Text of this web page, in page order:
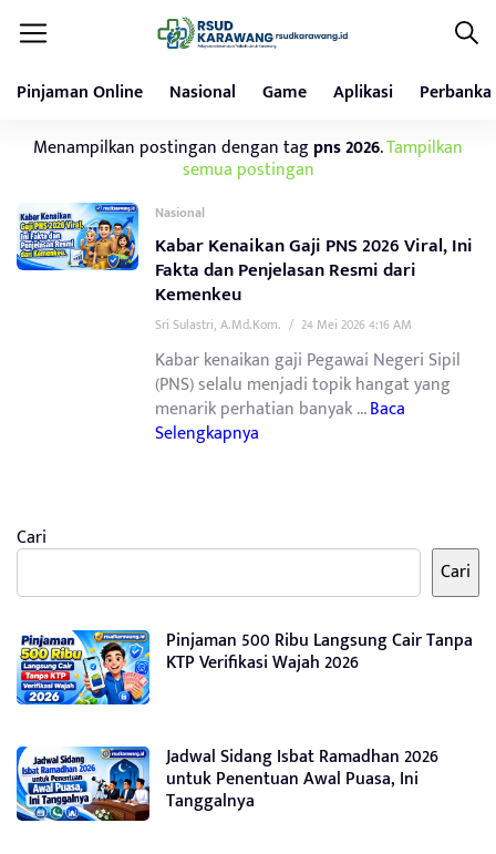
Pinjaman Online Nasional Game Aplikasi
Menampilkan postingan dengan tagpns 2026.Tampilkan
semua postingan
Nasional
Kabar Kenaikan Gaji PNS 2026 Viral, Ini
Fakta dan Penjelasan Resmi dari
Kemenkeu
Sri Sulastri, A.Md.Kom. / 24 Mei 2026 4:16 AM
Kabar kenaikan gaji Pegawai Negeri Sipil
(PNS) selalu menjadi topik hangat yang
menarik perhatian banyak ...Baca
Selengkapnya
Cari
Cari
Pinjaman 500 Ribu Langsung Cair Tanpa
KTP Verifikasi Wajah 2026
Jadwal Sidang Isbat Ramadhan 2026
untuk Penentuan Awal Puasa, Ini
Tanggalnya